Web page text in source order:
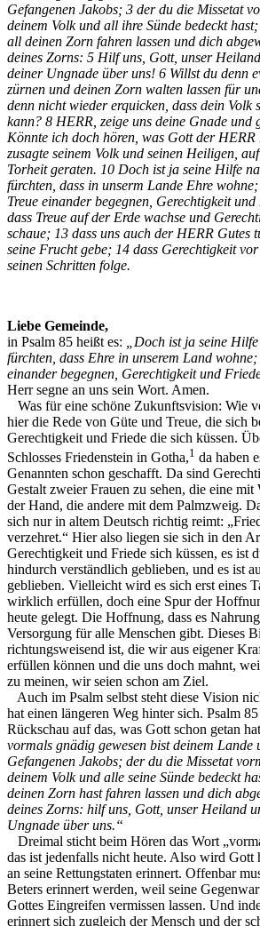
Gefangenen Jakobs; 3 der du die Missetat
deinem Volk und all ihre Sünde bedeckt
all deinen Zorn fahren lassen und dich
deines Zorns: 5 Hilf uns, Gott, unser
deiner Ungnade über uns! 6 Willst du denn
zürnen und deinen Zorn walten lassen für
denn nicht wieder erquicken, dass dein Volk
kann? 8 HERR, zeige uns deine Gnade und
Könnte ich doch hören, was Gott der HERR
zusagte seinem Volk und seinen Heiligen,
Torheit geraten. 10 Doch ist ja seine Hilfe
fürchten, dass in unserm Lande Ehre
Treue einander begegnen, Gerechtigkeit
dass Treue auf der Erde wachse und
schaue; 13 dass uns auch der HERR Gutes
seine Frucht gebe; 14 dass Gerechtigkeit
seinen Schritten folge.
Liebe Gemeinde,
in Psalm 85 heißt es:
„Doch ist ja seine
fürchten, dass Ehre in unserem Land
einander begegnen, Gerechtigkeit und
Herr segne an uns sein Wort. Amen.
Was für eine schöne Zukunftsvision: Wie
hier die Rede von Güte und Treue, die sich
Gerechtigkeit und Friede die sich küssen.
Schlosses Friedenstein in Gotha,1 da haben
Genannten schon geschafft. Da sind
Gestalt zweier Frauen zu sehen, die eine mit
der Hand, die andere mit dem Palmzweig.
sich nur in altem Deutsch richtig reimt:
verzehret.“ Hier also liegen sie sich in den
Gerechtigkeit und Friede sich küssen, es ist
hindurch verständlich geblieben, und es ist
geblieben. Vielleicht wird es sich erst eines
wirklich erfüllen, doch eine Spur der
heute gelegt. Die Hoffnung, dass es
Versorgung für alle Menschen gibt. Dieses
richtungsweisend ist, die wir aus eigener
erfüllen können und die uns doch mahnt,
zu meinen, wir seien schon am Ziel.
Auch im Psalm selbst steht diese Vision
hat einen längeren Weg hinter sich. Psalm
Rückschau auf das, was Gott schon getan
vormals gnädig gewesen bist deinem Lande
Gefangenen Jakobs; der du die Missetat
deinem Volk und alle seine Sünde bedeckt
deinen Zorn hast fahren lassen und dich
deines Zorns: hilf uns, Gott, unser Heiland
Ungnade über uns.“
Dreimal sticht beim Hören das Wort
das ist jedenfalls nicht heute. Also wird Gott
an seine Rettungstaten erinnert. Offenbar
Beters erinnert werden, weil seine
Gottes Eingreifen vermissen lassen. Und
erinnert sich zugleich der Mensch und der